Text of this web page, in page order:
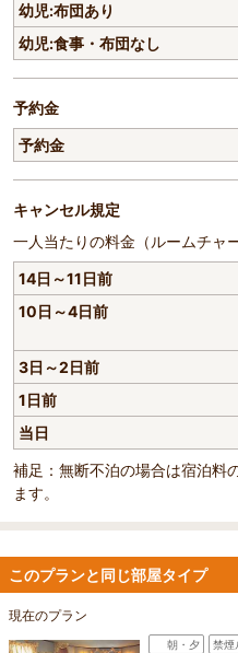
幼児:布団あり
幼児:食事・布団なし
予約金
予約金
キャンセル規定
一人当たりの料金（ルームチャ
14日～11日前
10日～4日前
3日～2日前
1日前
当日
補足：無断不泊の場合は宿泊料
ます。
このプランと同じ部屋タイプ
現在のプラン
朝・夕
禁煙